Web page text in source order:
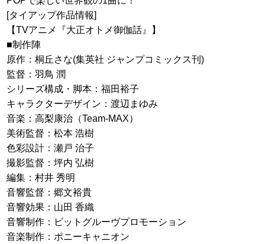
[タイアップ作品情報]
【TVアニメ『大正オトメ御伽話』】
■制作陣
原作：桐丘さな(集英社 ジャンプコミックス刊)
監督：羽鳥 潤
シリーズ構成・脚本：福田裕子
キャラクターデザイン：渡辺まゆみ
音楽：高梨康治（Team-MAX）
美術監督：松本 浩樹
色彩設計：瀬戸 治子
撮影監督：坪内 弘樹
編集：村井 秀明
音響監督：郷文裕貴
音響効果：山田 香織
音響制作：ビットグルーヴプロモーション
音楽制作：ポニーキャニオン